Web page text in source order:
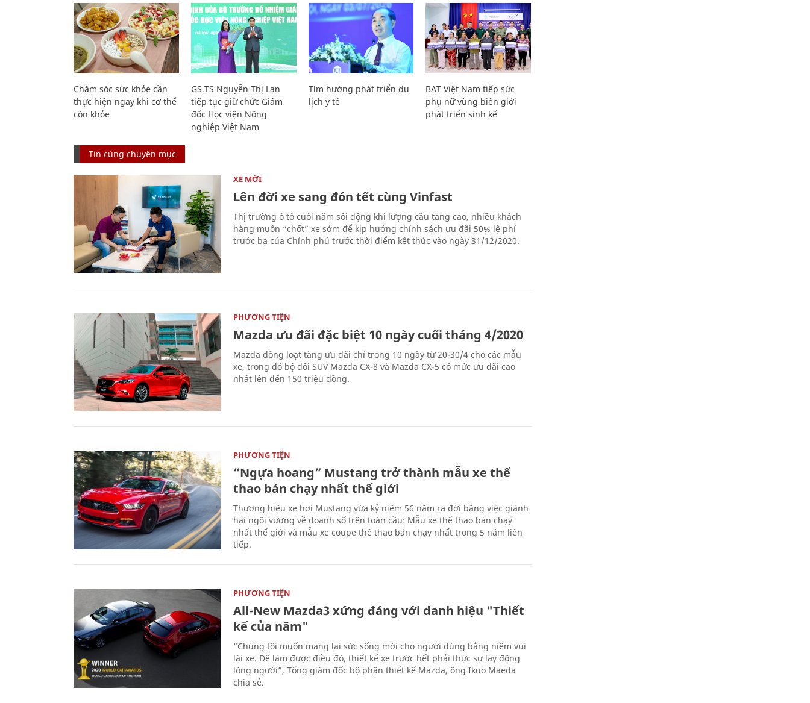
Chăm sóc sức khỏe cần
thực hiện ngay khi cơ thể
còn khỏe
GS.TS Nguyễn Thị Lan
tiếp tục giữ chức Giám
đốc Học viện Nông
nghiệp Việt Nam
Tìm hướng phát triển du
lịch y tế
BAT Việt Nam tiếp sức
phụ nữ vùng biên giới
phát triển sinh kế
Tin cùng chuyên mục
XE MỚI
Lên đời xe sang đón tết cùng Vinfast
Thị trường ô tô cuối năm sôi động khi lượng cầu tăng cao, nhiều khách
hàng muốn “chốt” xe sớm để kịp hưởng chính sách ưu đãi 50% lệ phí
trước bạ của Chính phủ trước thời điểm kết thúc vào ngày 31/12/2020.
PHƯƠNG TIỆN
Mazda ưu đãi đặc biệt 10 ngày cuối tháng 4/2020
Mazda đồng loạt tăng ưu đãi chỉ trong 10 ngày từ 20-30/4 cho các mẫu
xe, trong đó bộ đôi SUV Mazda CX-8 và Mazda CX-5 có mức ưu đãi cao
nhất lên đến 150 triệu đồng.
PHƯƠNG TIỆN
“Ngựa hoang” Mustang trở thành mẫu xe thể
thao bán chạy nhất thế giới
Thương hiệu xe hơi Mustang vừa kỷ niệm 56 năm ra đời bằng việc giành
hai ngôi vương về doanh số trên toàn cầu: Mẫu xe thể thao bán chạy
nhất thế giới và mẫu xe coupe thể thao bán chạy nhất trong 5 năm liên
tiếp.
PHƯƠNG TIỆN
All-New Mazda3 xứng đáng với danh hiệu "Thiết
kế của năm"
“Chúng tôi muốn mang lại sức sống mới cho người dùng bằng niềm vui
lái xe. Để làm được điều đó, thiết kế xe trước hết phải thực sự lay động
lòng người”, Tổng giám đốc bộ phận thiết kế Mazda, ông Ikuo Maeda
chia sẻ.